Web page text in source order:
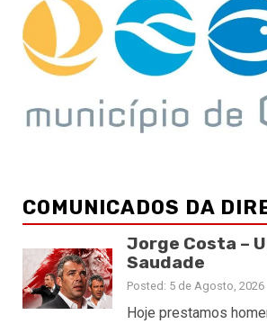
COMUNICADOS DA
Jorge Costa –
Saudade
Posted: 5 de Agosto, 2026
Hoje prestamos